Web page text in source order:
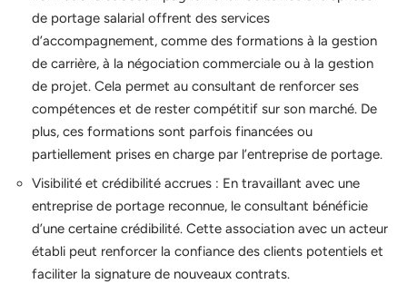
de portage salarial offrent des services
d’accompagnement, comme des formations à la gestion
de carrière, à la négociation commerciale ou à la gestion
de projet. Cela permet au consultant de renforcer ses
compétences et de rester compétitif sur son marché. De
plus, ces formations sont parfois financées ou
partiellement prises en charge par l’entreprise de portage.
Visibilité et crédibilité accrues : En travaillant avec une
entreprise de portage reconnue, le consultant bénéficie
d’une certaine crédibilité. Cette association avec un acteur
établi peut renforcer la confiance des clients potentiels et
faciliter la signature de nouveaux contrats.